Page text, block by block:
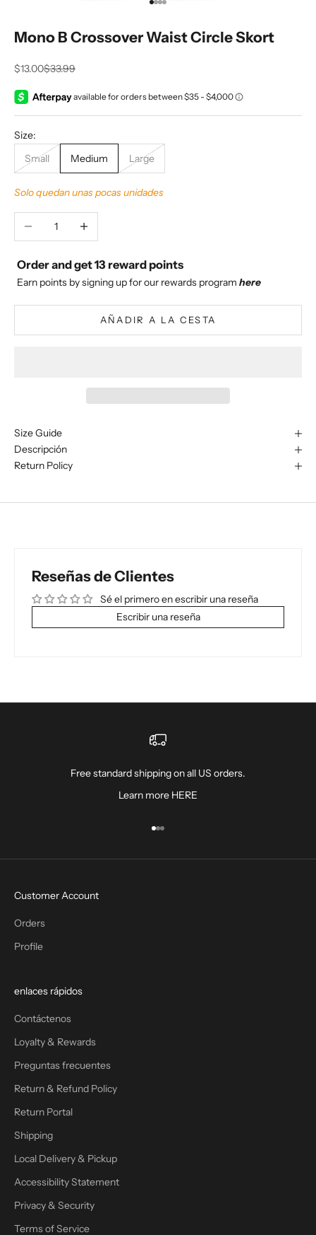
Ir al artículo 1
Ir al artículo 2
Ir al artículo 3
Ir al artículo 4
Mono B Crossover Waist Circle Skort
Precio de oferta
$13.00Precio normal
$33.99
Size:
Small
Medium Large
Solo quedan unas pocas unidades
Reducir cantidadAumentar cantidad
Order and get13 reward points
Earn points by signing up for our rewards program here
AÑADIR A LA CESTA
Size Guide
Descripción
Return Policy
Reseñas de Clientes
Sé el primero en escribir una reseña
Escribir una reseña
Free standard shipping on all US orders.
Learn more HERE
Ir al artículo 1
Ir al artículo 2
Ir al artículo 3
Customer Account
Orders
Profile
enlaces rápidos
Contáctenos
Loyalty & Rewards
Preguntas frecuentes
Return & Refund Policy
Return Portal
Shipping
Local Delivery & Pickup
Accessibility Statement
Privacy & Security
Terms of Service